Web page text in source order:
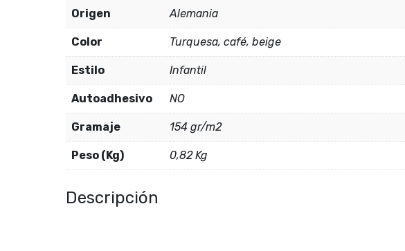
Origen Alemania
Color Turquesa, café, beige
Estilo Infantil
Autoadhesivo NO
Gramaje 154 gr/m2
Peso (Kg) 0,82 Kg
Descripción